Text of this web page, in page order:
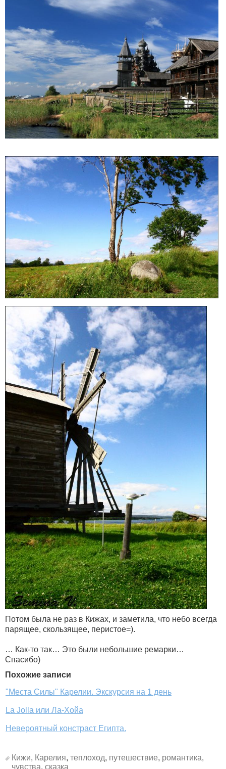
Потом была не раз в Кижах, и заметила, что небо всегда
парящее, скользящее, перистое=).
… Как-то так… Это были небольшие ремарки…
Спасибо)
Похожие записи
"Места Силы" Карелии. Экскурсия на 1 день
La Jolla или Ла-Хойа
Невероятный констраст Египта.
Кижи, Карелия, теплоход, путешествие, романтика,
чувства, сказка